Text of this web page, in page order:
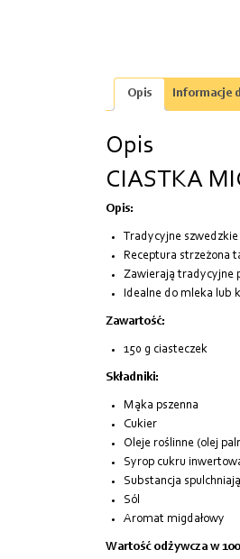
Opis Informacje
Opis
CIASTKA
Opis:
Tradycyjne
Receptura strzeżona
Zawierają tradycyjne
Idealne do mleka lub
Zawartość:
150 g ciasteczek
Składniki:
Mąka pszenna
Cukier
Oleje roślinne (olej
Syrop cukru
Substancja
Sól
Aromat migdałowy
Wartość odżywcza w